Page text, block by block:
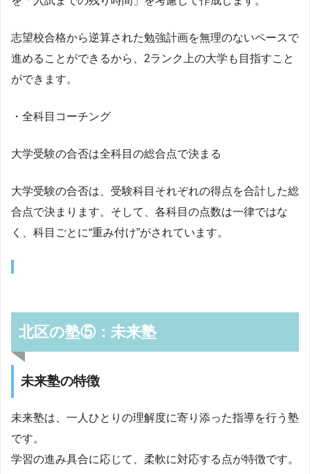
志望校合格から逆算された勉強計画を無理のないペースで
進めることができるから、2ランク上の大学も目指すこと
ができます。
・全科目コーチング
大学受験の合否は全科目の総合点で決まる
大学受験の合否は、受験科目それぞれの得点を合計した総
合点で決まります。そして、各科目の点数は一律ではな
く、科目ごとに“重み付け”がされています。
北区の塾⑤：未来塾
未来塾の特徴
未来塾は、一人ひとりの理解度に寄り添った指導を行う塾
です。
学習の進み具合に応じて、柔軟に対応する点が特徴です。